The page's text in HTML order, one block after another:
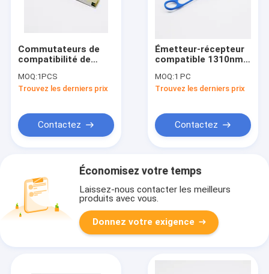
Commutateurs de
compatibilité de
l'émetteur-récepteur
SR4 850nm des DOM
MOQ:1PCS
Trouvez les derniers prix
Contactez
Émetteur-récepteur
compatible 1310nm
4X10GE-LR 40G
QSFP+
MOQ:1 PC
Trouvez les derniers prix
Contactez
Économisez votre temps
Laissez-nous contacter les meilleurs
produits avec vous.
Donnez votre exigence